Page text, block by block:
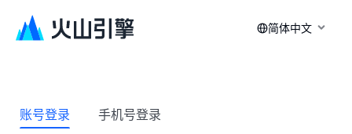
简体中文
账号登录 手机号登录